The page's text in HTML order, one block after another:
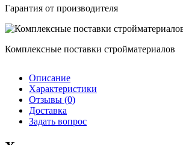
Гарантия от производителя
Комплексные поставки стройматериалов
Описание
Характеристики
Отзывы (0)
Доставка
Задать вопрос